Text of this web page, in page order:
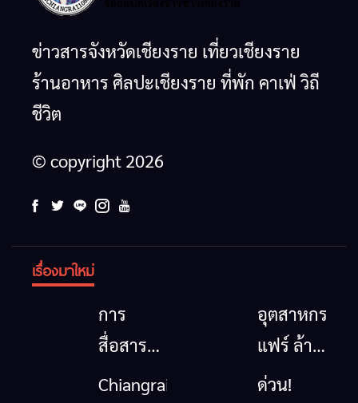
ข่าวสารจังหวัดเชียงราย เที่ยวเชียงราย
ร้านอาหาร ศิลปะเชียงราย ที่พัก คาเฟ่ วิถี
ชีวิต
© copyright 2026
เรื่องมาใหม่
การ
สื่อสาร
โทรคมนาคม
อุตสาหกรรม
แฟร์ ล้าน
นาตะวัน
Chiangrai ด่วน!